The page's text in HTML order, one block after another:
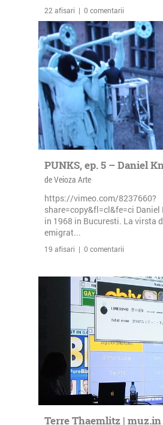
22 afisari | 0 comentarii
PUNKS, ep. 5 – Daniel
de Veioza Arte
https://vimeo.com/8237660?
share=copy&fl=cl&fe=ci Daniel
in 1968 in Bucuresti. La virsta
emigrat...
19 afisari | 0 comentarii
Terre Thaemlitz | muz.in